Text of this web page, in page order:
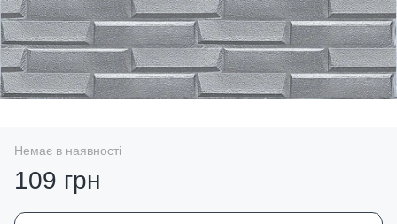
Немає в наявності
109 грн